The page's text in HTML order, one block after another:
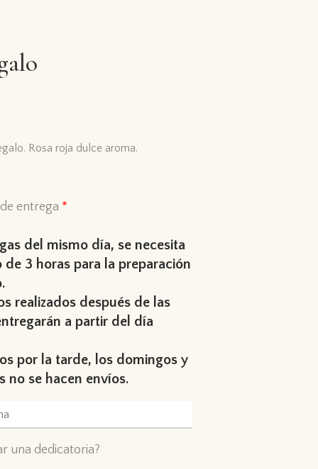
Rosa roja dulce aroma.
entrega *
del mismo día, se necesita
3 horas para la preparación
realizados después de las
a partir del día
por la tarde, los domingos y
no se hacen envíos.
una dedicatoria?